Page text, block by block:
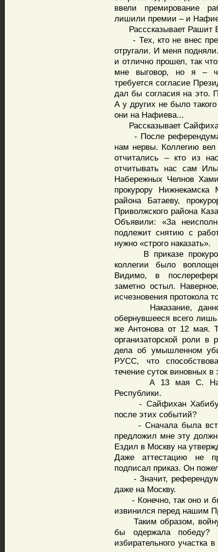
ввели премирование
лишили премии – и
Расссказывает Рашит
- Тех, кто не внес
отругали. И меня
и отлично прошел, так
мне выговор, но я –
требуется согласие
дал бы согласия на это.
А у других не было
они на Нафиева...
Рассказывает
- После референдума,
нам нервы. Коллегию вел
отчитались – кто из
отчитывать нас сам
Набережных Челнов
прокурору Нижнекамска
района Батаеву,
Приволжского района
Объявили: «За
подлежит снятию с
нужно «строго наказать».
В приказе
коллегии было
Видимо, в
заметно остыл.
исчезновения протокола
Наказание, данное
обернувшееся всего
же Антонова от 12 мая.
организаторской роли в
дела об умышленном
РУСС, что
течение суток виновных в
А 13 мая С. Нафиев
Республики.
- Сайфихан
после этих событий?
- Сначала была
предложил мне эту
Ездил в Москву на
Даже аттестацию не
подписал приказ. Он
- Значит, референдум
даже на Москву.
- Конечно, так оно и
извинился перед нашим
Таким образом, войну
бы одержала победу?
избирательного участка